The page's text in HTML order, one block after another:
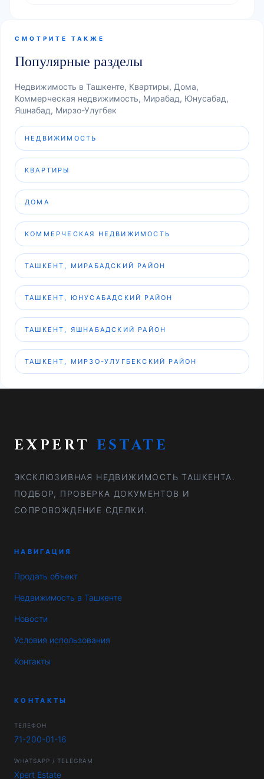
СМОТРИТЕ ТАКЖЕ
Популярные разделы
Недвижимость в Ташкенте, Квартиры, Дома,
Коммерческая недвижимость, Мирабад, Юнусабад,
Яшнабад, Мирзо-Улугбек
НЕДВИЖИМОСТЬ
КВАРТИРЫ
ДОМА
КОММЕРЧЕСКАЯ НЕДВИЖИМОСТЬ
ТАШКЕНТ, МИРАБАДСКИЙ РАЙОН
ТАШКЕНТ, ЮНУСАБАДСКИЙ РАЙОН
ТАШКЕНТ, ЯШНАБАДСКИЙ РАЙОН
ТАШКЕНТ, МИРЗО-УЛУГБЕКСКИЙ РАЙОН
EXPERT ESTATE
ЭКСКЛЮЗИВНАЯ НЕДВИЖИМОСТЬ ТАШКЕНТА.
ПОДБОР, ПРОВЕРКА ДОКУМЕНТОВ И
СОПРОВОЖДЕНИЕ СДЕЛКИ.
НАВИГАЦИЯ
Продать объект
Недвижимость в Ташкенте
Новости
Условия использования
Контакты
КОНТАКТЫ
ТЕЛЕФОН
71-200-01-16
WHATSAPP / TELEGRAM
Xpert Estate